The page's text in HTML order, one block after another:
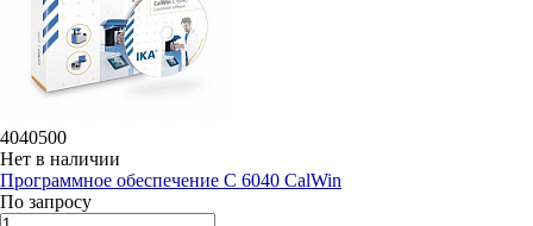
4040500
Нет в наличии
Программное обеспечение C 6040 CalWin
По запросу